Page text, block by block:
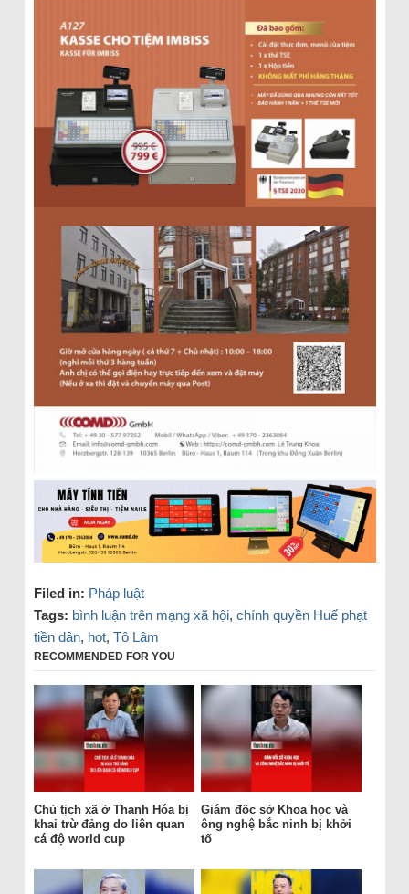
Filed in: Pháp luật
Tags: bình luận trên mạng xã hội, chính quyền Huế phạt
tiền dân, hot, Tô Lâm
RECOMMENDED FOR YOU
Chủ tịch xã ở Thanh Hóa bị
khai trừ đảng do liên quan
cá độ world cup
Giám đốc sở Khoa học và
ông nghệ bắc ninh bị khởi
tố